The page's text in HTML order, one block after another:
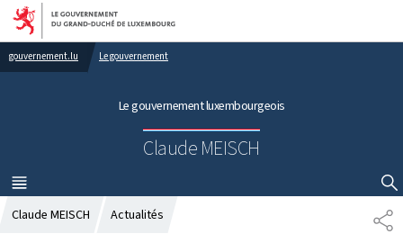
Aller au menu principal
Aller au contenu
gouvernement.lu Le gouvernement
Le gouvernement luxembourgeois
Claude MEISCH
MENU
PRINCIPAL
AFFICHER / MASQUER LA RECHERCHE
P
Claude MEISCH Actualités